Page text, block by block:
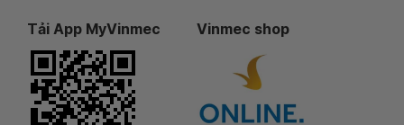
Tải App MyVinmec Vinmec shop